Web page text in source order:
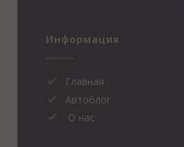
Информация
Главная
Автоблог
О нас